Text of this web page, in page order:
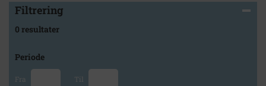
Filtrering
0 resultater
Periode
Fra Til